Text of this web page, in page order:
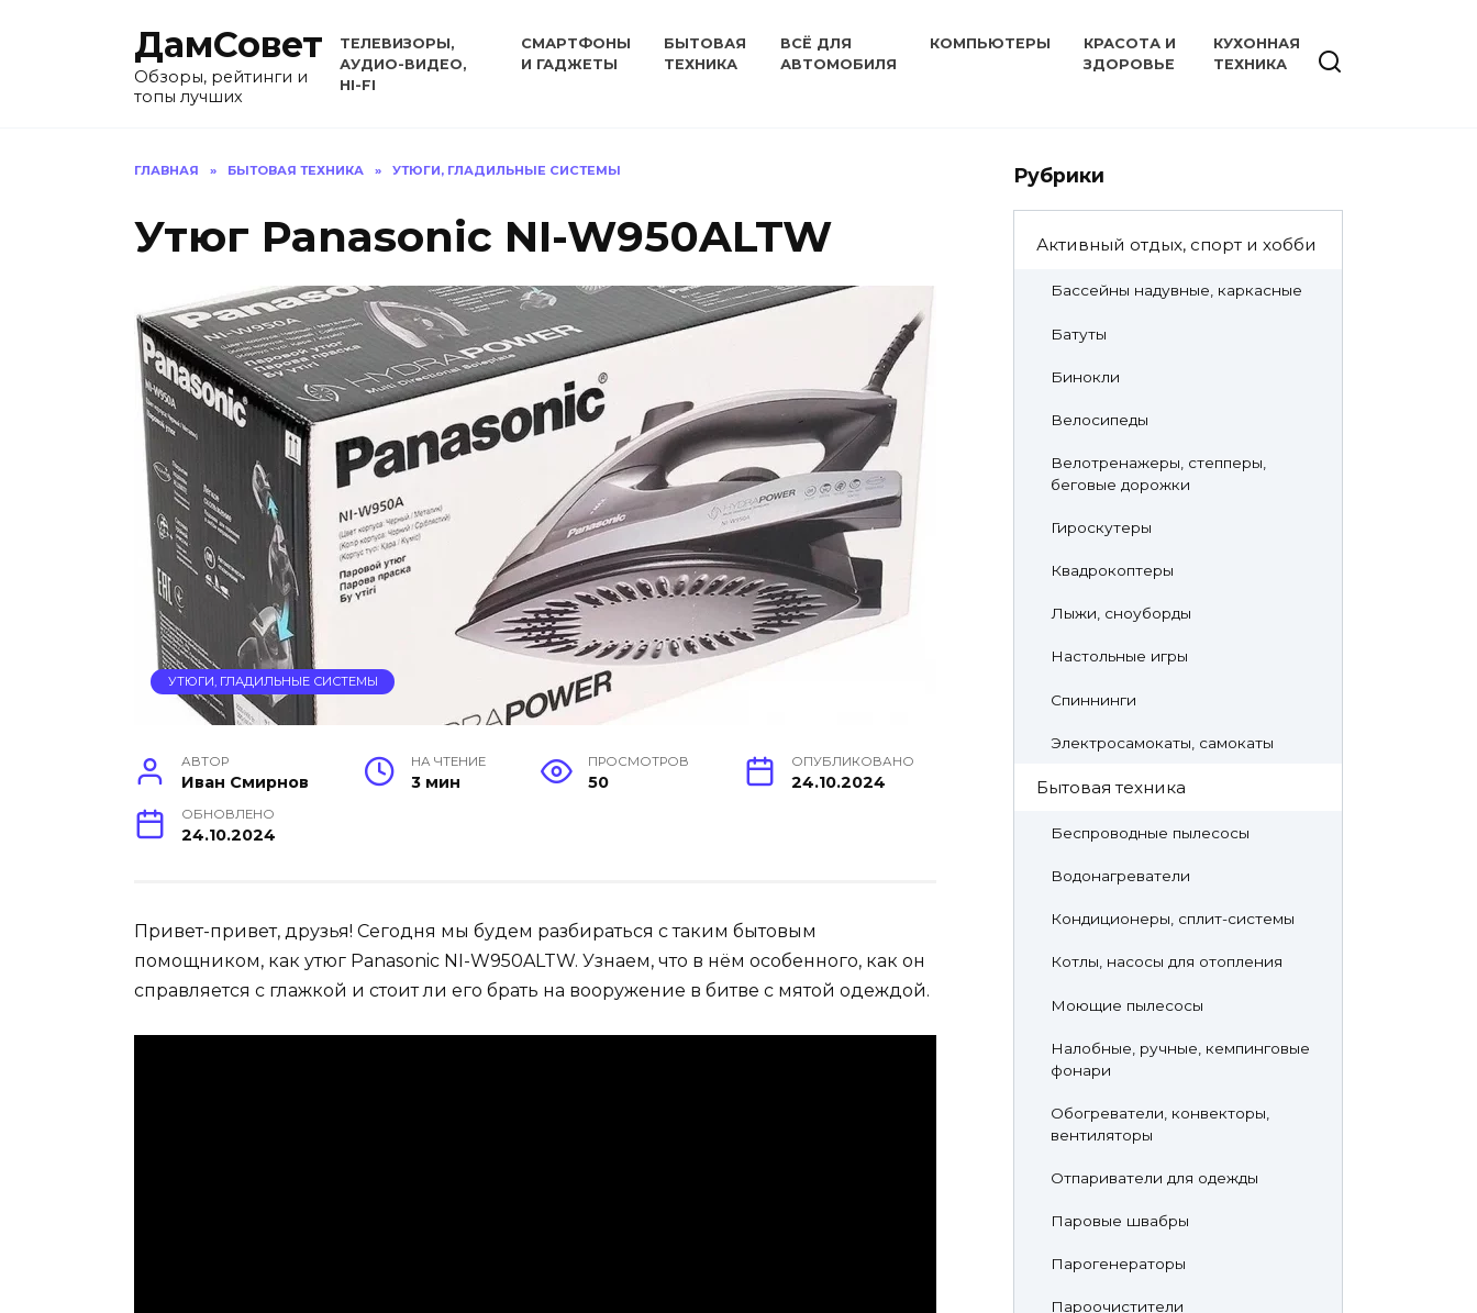
ДамСовет
Обзоры, рейтинги и
топы лучших
ТЕЛЕВИЗОРЫ,
АУДИО-ВИДЕО,
HI-FI
СМАРТФОНЫ
И ГАДЖЕТЫ
БЫТОВАЯ
ТЕХНИКА
ВСЁ ДЛЯ
АВТОМОБИЛЯ
КОМПЬЮТЕРЫ
КРАСОТА И
ЗДОРОВЬЕ
КУХОННАЯ
ТЕХНИКА
ГЛАВНАЯ » БЫТОВАЯ ТЕХНИКА » УТЮГИ, ГЛАДИЛЬНЫЕ СИСТЕМЫ
Утюг Panasonic NI-W950ALTW
УТЮГИ, ГЛАДИЛЬНЫЕ СИСТЕМЫ
АВТОР
Иван Смирнов
НА ЧТЕНИЕ
3 мин
ПРОСМОТРОВ
50
ОПУБЛИКОВАНО
24.10.2024
ОБНОВЛЕНО
24.10.2024
Привет-привет, друзья! Сегодня мы будем разбираться с таким бытовым
помощником, как утюг Panasonic NI-W950ALTW. Узнаем, что в нём особенного, как он
справляется с глажкой и стоит ли его брать на вооружение в битве с мятой одеждой.
Рубрики
Активный отдых, спорт и хобби
Бассейны надувные, каркасные
Батуты
Бинокли
Велосипеды
Велотренажеры, степперы,
беговые дорожки
Гироскутеры
Квадрокоптеры
Лыжи, сноуборды
Настольные игры
Спиннинги
Электросамокаты, самокаты
Бытовая техника
Беспроводные пылесосы
Водонагреватели
Кондиционеры, сплит-системы
Котлы, насосы для отопления
Моющие пылесосы
Налобные, ручные, кемпинговые
фонари
Обогреватели, конвекторы,
вентиляторы
Отпариватели для одежды
Паровые швабры
Парогенераторы
Пароочистители